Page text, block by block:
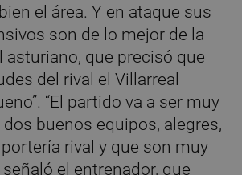
el área. Y en ataque sus
son de lo mejor de la
asturiano, que precisó que
del rival el Villarreal
“El partido va a ser muy
buenos equipos, alegres,
rival y que son muy
el entrenador, que